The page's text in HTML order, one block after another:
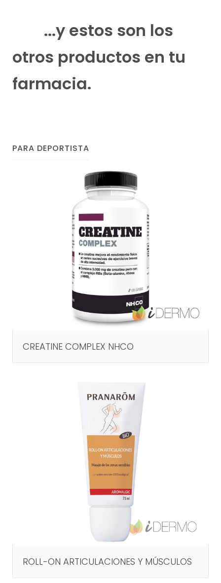
...y estos son los
otros productos en tu
farmacia.
PARA DEPORTISTA
CREATINE COMPLEX NHCO
ROLL-ON ARTICULACIONES Y MÚSCULOS